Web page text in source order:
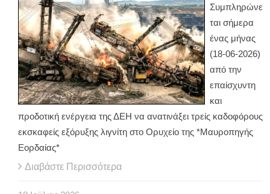
Συμπληρώνε
ται σήμερα
ένας μήνας
(18-06-2026)
από την
επαίσχυντη
και
προδοτική ενέργεια της ΔΕΗ να ανατινάξει τρείς καδοφόρους
εκσκαφείς εξόρυξης λιγνίτη στο Ορυχείο της *Μαυροπηγής
Εορδαίας*
Διαβάστε Περισσότερα